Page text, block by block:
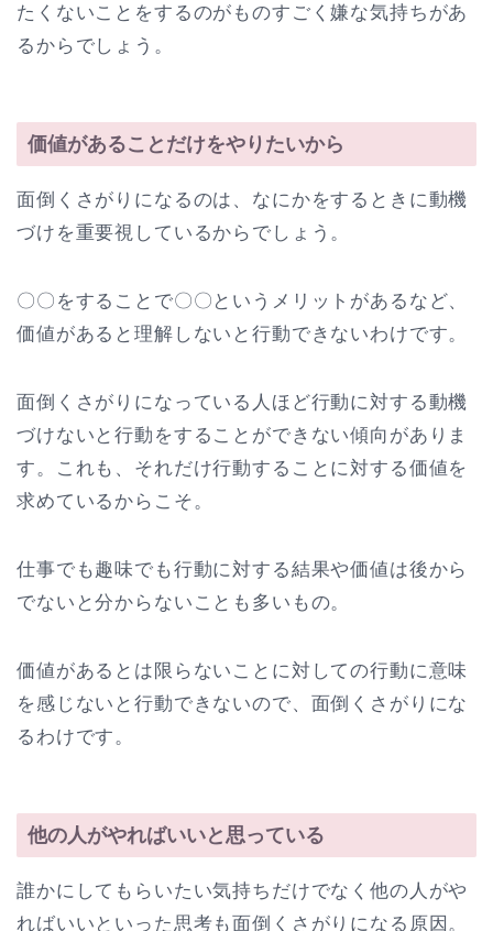
たくないことをするのがものすごく嫌な気持ちがあ
るからでしょう。
価値があることだけをやりたいから
面倒くさがりになるのは、なにかをするときに動機
づけを重要視しているからでしょう。
〇〇をすることで〇〇というメリットがあるなど、
価値があると理解しないと行動できないわけです。
面倒くさがりになっている人ほど行動に対する動機
づけないと行動をすることができない傾向がありま
す。これも、それだけ行動することに対する価値を
求めているからこそ。
仕事でも趣味でも行動に対する結果や価値は後から
でないと分からないことも多いもの。
価値があるとは限らないことに対しての行動に意味
を感じないと行動できないので、面倒くさがりにな
るわけです。
他の人がやればいいと思っている
誰かにしてもらいたい気持ちだけでなく他の人がや
ればいいといった思考も面倒くさがりになる原因。